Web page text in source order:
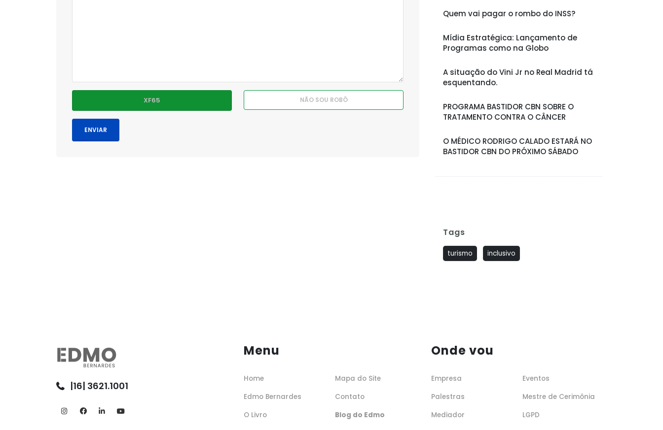
Quem vai pagar o rombo do INSS?
Mídia Estratégica: Lançamento de
Programas como na Globo
A situação do Vini Jr no Real Madrid tá
esquentando.
PROGRAMA BASTIDOR CBN SOBRE O
TRATAMENTO CONTRA O CÂNCER
O MÉDICO RODRIGO CALADO ESTARÁ NO
BASTIDOR CBN DO PRÓXIMO SÁBADO
Tags
turismo inclusivo
|16| 3621.1001
Menu
Home
Edmo Bernardes
O Livro
Mapa do Site
Contato
Blog do Edmo
Onde vou
Empresa
Palestras
Mediador
Eventos
Mestre de Cerimônia
LGPD